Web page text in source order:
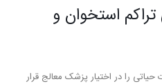
استخوان و
را در اختیار پزشک معالج قرار